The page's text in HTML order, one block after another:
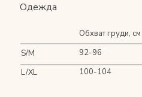
Одежда
Обхват груди, см
92-96
100-104
S/M
L/XL